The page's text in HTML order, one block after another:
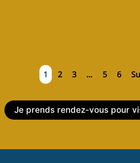
1 2 3 … 5 6
Je prends rendez-vous pour